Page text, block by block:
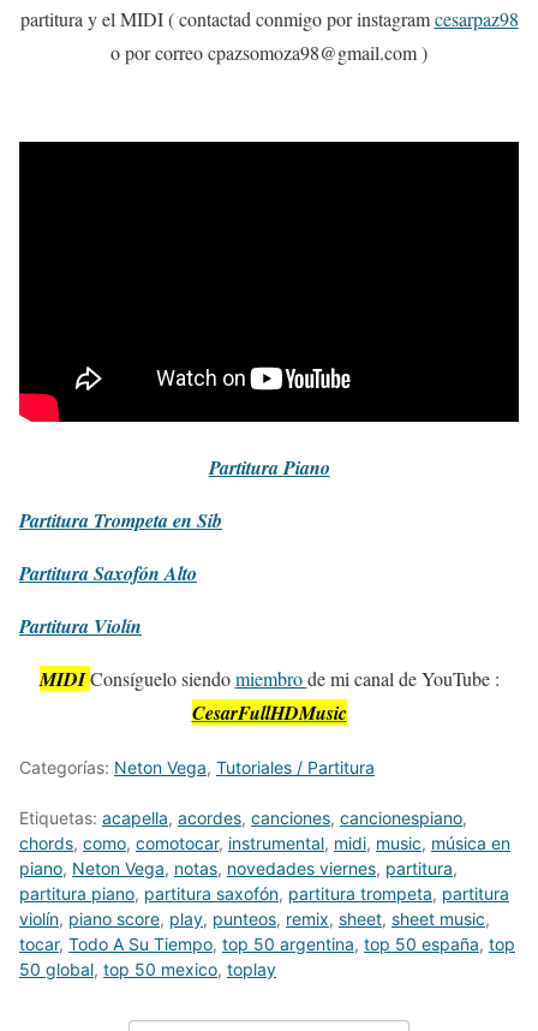
partitura y el MIDI ( contactad conmigo por instagramcesarpaz98
o por correo cpazsomoza98@gmail.com )
PartituraPiano
Partitura Trompeta en Sib
PartituraSaxofón Alto
Partitura Violín
MIDI Consíguelo siendomiembrode mi canal de YouTube :
CesarFullHDMusic
Categorías: Neton Vega, Tutoriales / Partitura
Etiquetas: acapella, acordes, canciones, cancionespiano,
chords, como, comotocar, instrumental, midi, music, música en
piano, Neton Vega, notas, novedades viernes, partitura,
partitura piano, partitura saxofón, partitura trompeta, partitura
violín, piano score, play, punteos, remix, sheet, sheet music,
tocar, Todo A Su Tiempo, top 50 argentina, top 50 españa, top
50 global, top 50 mexico, toplay